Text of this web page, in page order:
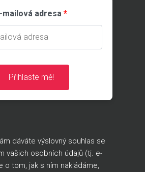
mailová adresa
Přihlaste mě!
dáváte výslovný souhlas se
vašich osobních údajů (tj. e-
o tom, jak s ním nakládáme,